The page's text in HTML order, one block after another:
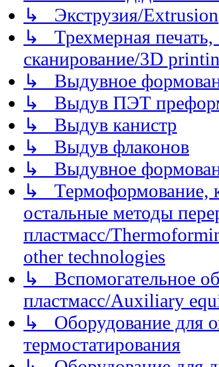
↳ Экструзия/Extrusion
↳ Трехмерная
сканирование/3D
↳ Выдувное
↳ Выдув ПЭТ
↳ Выдув канистр
↳ Выдув флаконов
↳ Выдувное
↳ Термоформование,
остальные методы
пластмасс/
other technologies
↳ Вспомогательное
пластмасс/Auxiliary
↳ Оборудование для
термостатирования